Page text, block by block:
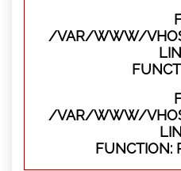
/VAR/WWW/
/VAR/WWW/
FUNCTION: